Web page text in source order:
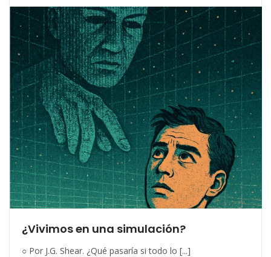
¿Vivimos en una simulación?
○ Por J.G. Shear. ¿Qué pasaría si todo lo [...]